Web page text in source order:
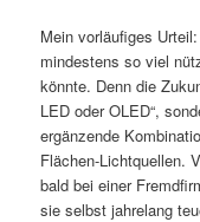
Mein vorläufiges
mindestens so viel
könnte. Denn die
LED oder OLED“,
ergänzende
Flächen-Lichtquellen.
bald bei einer
sie selbst jahrelang